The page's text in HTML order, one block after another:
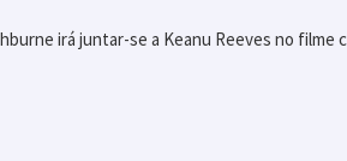
irá juntar-se a Keanu Reeves no